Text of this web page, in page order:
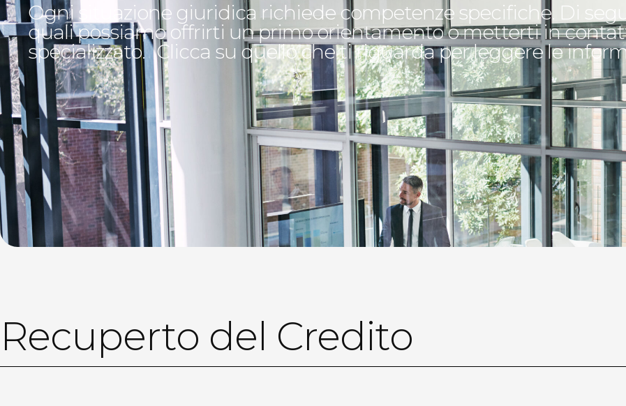
Ogni situazione giuridica richiede competenze specifiche. Di
quali possiamo offrirti un primo orientamento o metterti in
specializzato. Clicca su quello che ti riguarda per leggere le
Recuperto del Credito